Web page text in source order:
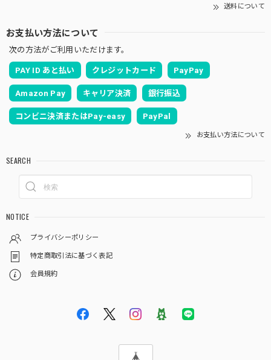
送料について
お支払い方法について
次の方法がご利用いただけます。
PAY ID あと払い クレジットカード PayPay
Amazon Pay キャリア決済 銀行振込
コンビニ決済またはPay-easy PayPal
お支払い方法について
SEARCH
NOTICE
プライバシーポリシー
特定商取引法に基づく表記
会員規約